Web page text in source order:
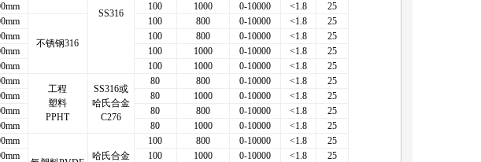
SS316
100 1000 0-10000 <1.8
25
不锈钢316
100 800 0-10000 <1.8
25
100 800 0-10000 <1.8
25
100 1000 0-10000 <1.8
25
100 1000 0-10000 <1.8
25
工程
塑料
PPHT
SS316或
哈氏合金
C276
80 800 0-10000 <1.8
25
80 1000 0-10000 <1.8
25
80 800 0-10000 <1.8
25
80 1000 0-10000 <1.8
25
哈氏合金
100 800 0-10000 <1.8
25
100 1000 0-10000 <1.8
25